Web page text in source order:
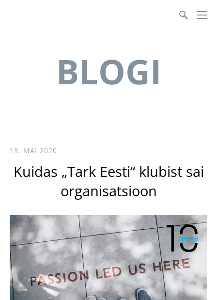
BLOGI
13. MAI 2020
Kuidas „Tark Eesti“ klubist sai
organisatsioon